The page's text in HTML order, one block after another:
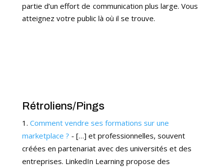
partie d’un effort de communication plus large. Vous
atteignez votre public là où il se trouve.
Rétroliens/Pings
Comment vendre ses formations sur une
marketplace ? - […] et professionnelles, souvent
créées en partenariat avec des universités et des
entreprises. LinkedIn Learning propose des